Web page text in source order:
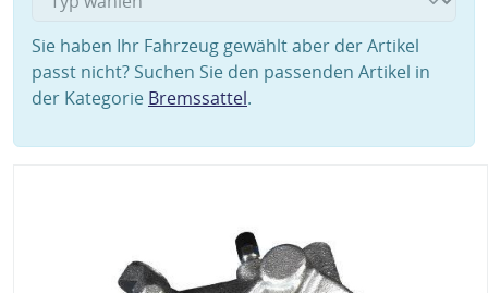
Sie haben Ihr Fahrzeug gewählt aber der Artikel
passt nicht? Suchen Sie den passenden Artikel in
der Kategorie Bremssattel.